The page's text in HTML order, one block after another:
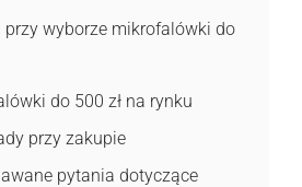
przy wyborze mikrofalówki do
do 500 zł na rynku
przy zakupie
pytania dotyczące